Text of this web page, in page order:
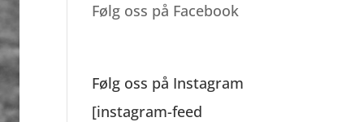
Følg oss på Facebook
Følg oss på Instagram
[instagram-feed